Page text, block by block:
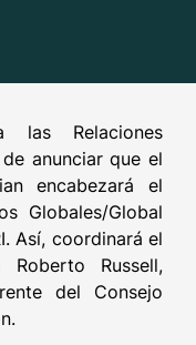
las Relaciones
anunciar que el
encabezará el
Globales/Global
Así, coordinará el
Russell,
del Consejo